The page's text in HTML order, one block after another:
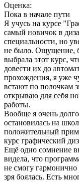
Оценка:
Пока в начале пути
Я учусь на курсе
самый новичок в
специальности, но
не было. Ощущение,
выбрала этот курс,
довести их до
прохождения, я уже
встают по полочкам
открываю для себя
работы.
Вообще я очень
остановилась на
положительный
курс графический
Ещё одно сомнение
видела, что
не смогу гармонично
зря боялась. Есть